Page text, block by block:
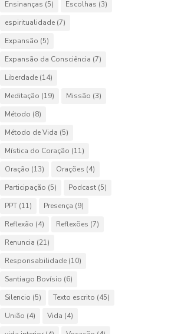
Ensinanças (5) Escolhas (3)
espiritualidade (7)
Expansão (5)
Expansão da Consciência (7)
Liberdade (14)
Meditação (19) Missão (3)
Método (8)
Método de Vida (5)
Mística do Coração (11)
Oração (13) Orações (4)
Participação (5) Podcast (5)
PPT (11) Presença (9)
Reflexão (4) Reflexões (7)
Renuncia (21)
Responsabilidade (10)
Santiago Bovísio (6)
Silencio (5) Texto escrito (45)
União (4) Vida (4)